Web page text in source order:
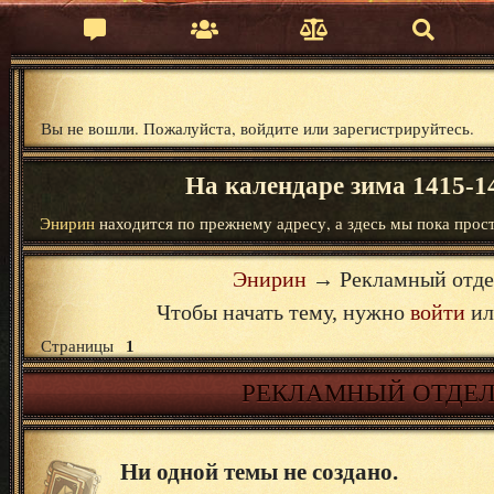
Вы не вошли. Пожалуйста, войдите или зарегистрируйтесь.
На календаре зима 1415-
Энириннаходится по прежнему адресу, а здесь мы пока
РЕКЛАМНЫЙ
Энирин → Рекламный
Страницы 1
Чтобы начать тему, нужновойти
Ни одной темы не создано.